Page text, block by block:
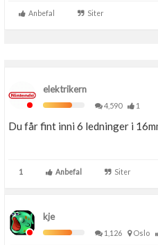
Anbefal Siter
elektrikern
4,590
1
Du får fint inni 6 ledninger i
1 Anbefal Siter
kje
1,126
Oslo